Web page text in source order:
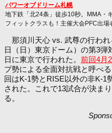
パワーオブドリーム札幌
地下鉄「北24条」徒歩10秒。MMA・
フィットクラスも！主催大会PFC出場
那須川天心 vs. 武尊の行われ
日（日）東京ドーム）の第3
日に東京で行われた。 前回4月
プ勢による全面対抗戦と呼べ
回はK-1勢とRISE以外の非K-1
された。これで13試合が決ま
る。